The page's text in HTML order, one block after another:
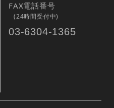
FAX電話番号
(24時間受付中)
03-6304-1365